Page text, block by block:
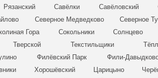
Рязанский Савёлки Савёловский
Северное Медведково
Северное
Гора Сокольники
Солнцево
Тверской Текстильщики
Филёвский Парк
Фили-
Хорошёвский Царицыно